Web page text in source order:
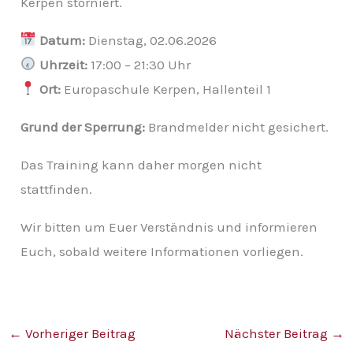
Datum:Dienstag, 02.06.2026
Uhrzeit:17:00 – 21:30 Uhr
Ort:Europaschule Kerpen, Hallenteil 1
Grund der Sperrung: Brandmelder nicht gesichert.
Das Training kann daher morgen nicht
stattfinden.
Wir bitten um Euer Verständnis und informieren
Euch, sobald weitere Informationen vorliegen.
← Vorheriger Beitrag Nächster Beitrag →
v